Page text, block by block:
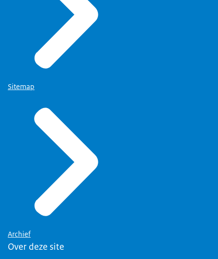
Sitemap
Archief
Over deze site